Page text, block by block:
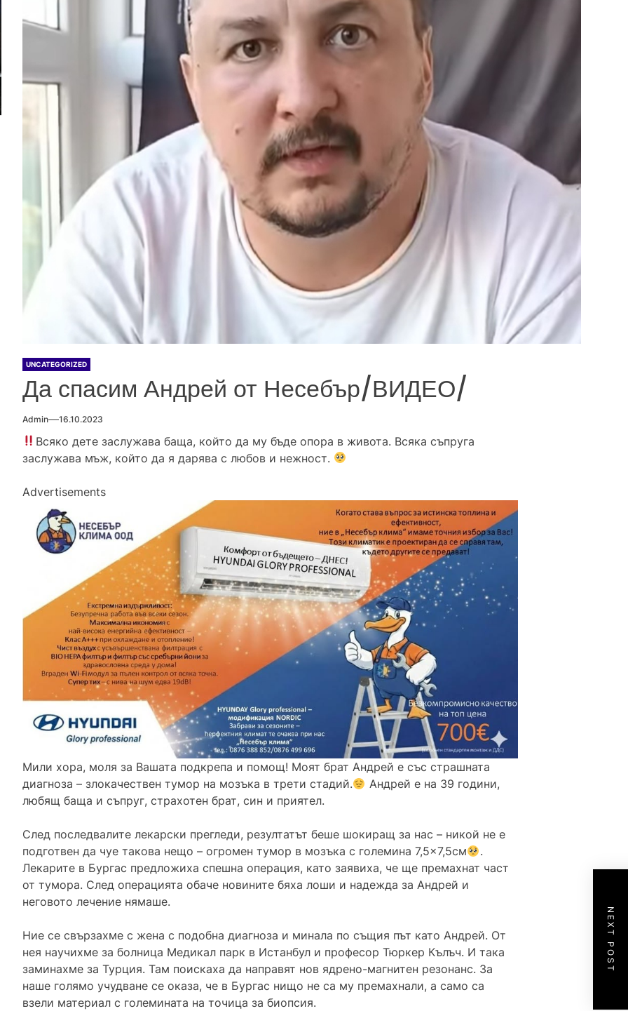
UNCATEGORIZED
Да спасим Андрей от Несебър/ВИДЕО/
Admin 16.10.2023
Всяко дете заслужава баща, който да му бъде опора в живота. Всяка съпруга
заслужава мъж, който да я дарява с любов и нежност.
Advertisements
Мили хора, моля за Вашата подкрепа и помощ! Моят брат Андрей е със страшната
диагноза – злокачествен тумор на мозъка в трети стадий.
Андрей е на 39 години,
любящ баща и съпруг, страхотен брат, син и приятел.
След последвалите лекарски прегледи, резултатът беше шокиращ за нас – никой не е
подготвен да чуе такова нещо – огромен тумор в мозъка с големина 7,5×7,5см
.
Лекарите в Бургас предложиха спешна операция, като заявиха, че ще премахнат част
от тумора. След операцията обаче новините бяха лоши и надежда за Андрей и
неговото лечение нямаше.
Ние се свързахме с жена с подобна диагноза и минала по същия път като Андрей. От
нея научихме за болница Медикал парк в Истанбул и професор Тюркер Кълъч. И така
заминахме за Турция. Там поискаха да направят нов ядрено-магнитен резонанс. За
наше голямо учудване се оказа, че в Бургас нищо не са му премахнали, а само са
взели материал с големината на точица за биопсия.
NEXT POST